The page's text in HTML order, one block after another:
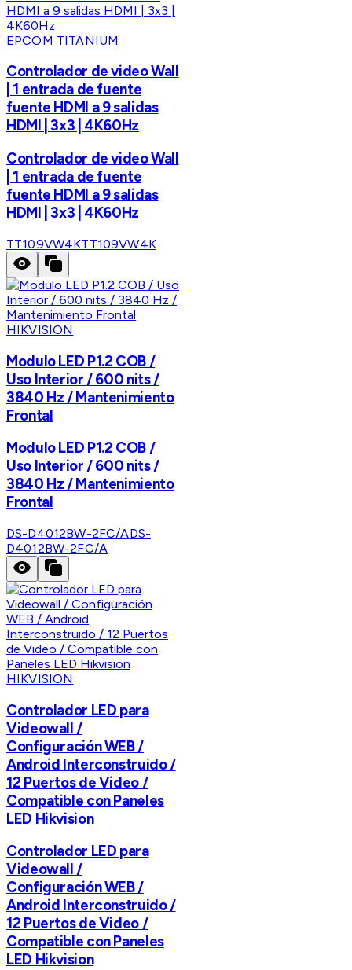
EPCOM TITANIUM
Controlador de video Wall
| 1 entrada de fuente
fuente HDMI a 9 salidas
HDMI | 3x3 | 4K60Hz
Controlador de video Wall
| 1 entrada de fuente
fuente HDMI a 9 salidas
HDMI | 3x3 | 4K60Hz
TT109VW4KTT109VW4K
HIKVISION
Modulo LED P1.2 COB /
Uso Interior / 600 nits /
3840 Hz / Mantenimiento
Frontal
Modulo LED P1.2 COB /
Uso Interior / 600 nits /
3840 Hz / Mantenimiento
Frontal
DS-D4012BW-2FC/ADS-
D4012BW-2FC/A
HIKVISION
Controlador LED para
Videowall /
Configuración WEB /
Android Interconstruido /
12 Puertos de Video /
Compatible con Paneles
LED Hikvision
Controlador LED para
Videowall /
Configuración WEB /
Android Interconstruido /
12 Puertos de Video /
Compatible con Paneles
LED Hikvision